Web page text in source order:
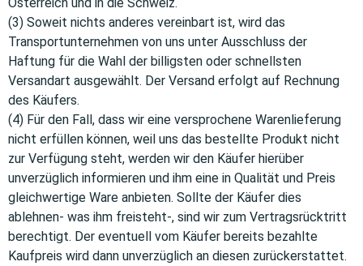
(3) Soweit nichts anderes vereinbart ist, wird das
Transportunternehmen von uns unter Ausschluss der
Haftung für die Wahl der billigsten oder schnellsten
Versandart ausgewählt. Der Versand erfolgt auf Rechnung
des Käufers.
(4) Für den Fall, dass wir eine versprochene Warenlieferung
nicht erfüllen können, weil uns das bestellte Produkt nicht
zur Verfügung steht, werden wir den Käufer hierüber
unverzüglich informieren und ihm eine in Qualität und Preis
gleichwertige Ware anbieten. Sollte der Käufer dies
ablehnen- was ihm freisteht-, sind wir zum Vertragsrücktritt
berechtigt. Der eventuell vom Käufer bereits bezahlte
Kaufpreis wird dann unverzüglich an diesen zurückerstattet.